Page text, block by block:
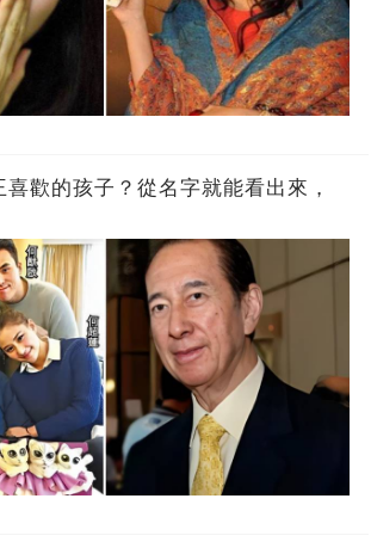
歡的孩子？從名字就能看出來，